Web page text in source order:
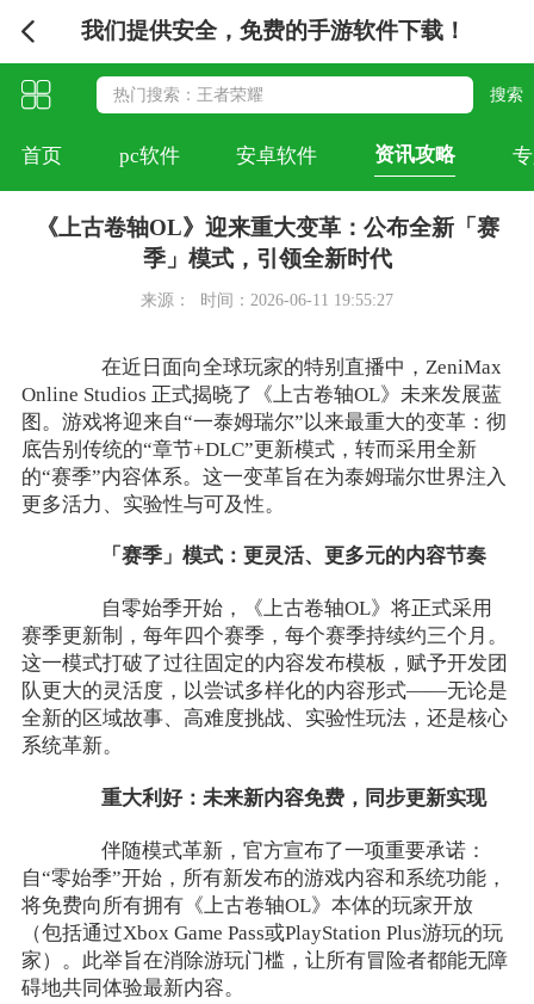
我们提供安全，免费的手游软件下载！
首页 pc软件 安卓软件 资讯攻略
《上古卷轴OL》迎来重大变革：公布全新「赛
季」模式，引领全新时代
来源： 时间：2026-06-11 19:55:27
在近日面向全球玩家的特别直播中，ZeniMax
Online Studios 正式揭晓了《上古卷轴OL》未来发展蓝
图。游戏将迎来自“一泰姆瑞尔”以来最重大的变革：彻
底告别传统的“章节+DLC”更新模式，转而采用全新
的“赛季”内容体系。这一变革旨在为泰姆瑞尔世界注入
更多活力、实验性与可及性。
「赛季」模式：更灵活、更多元的内容节奏
自零始季开始，《上古卷轴OL》将正式采用
赛季更新制，每年四个赛季，每个赛季持续约三个月。
这一模式打破了过往固定的内容发布模板，赋予开发团
队更大的灵活度，以尝试多样化的内容形式——无论是
全新的区域故事、高难度挑战、实验性玩法，还是核心
系统革新。
重大利好：未来新内容免费，同步更新实现
伴随模式革新，官方宣布了一项重要承诺：
自“零始季”开始，所有新发布的游戏内容和系统功能，
将免费向所有拥有《上古卷轴OL》本体的玩家开放
（包括通过Xbox Game Pass或PlayStation Plus游玩的玩
家）。此举旨在消除游玩门槛，让所有冒险者都能无障
碍地共同体验最新内容。